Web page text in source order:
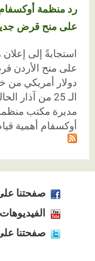
رد منظمة
على منح قرض
استجابةً إلى
دولار أمريكي من
الـ 25 من
مديرة مكتب
أوكسفام أهمية
صفحتنا
صفحتنا